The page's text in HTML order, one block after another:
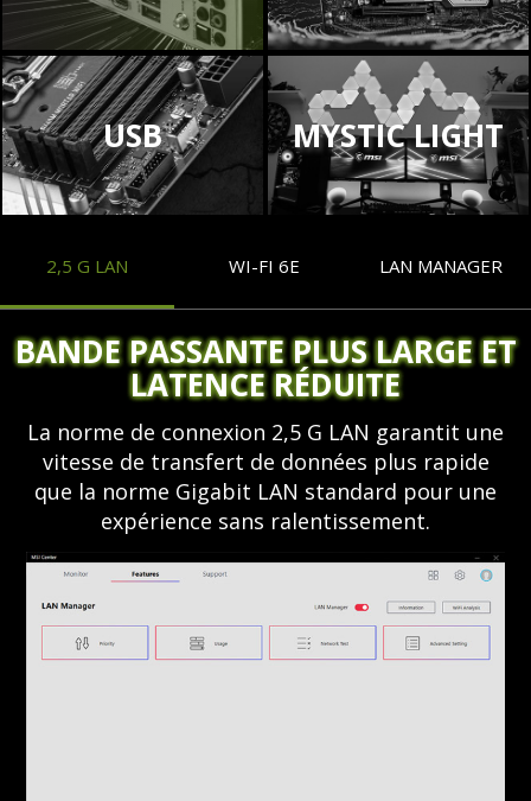
USB MYSTIC LIGHT
2,5 G LAN WI-FI 6E LAN MANAGER
BANDE PASSANTE PLUS LARGE ET
LATENCE RÉDUITE
La norme de connexion 2,5 G LAN garantit une
vitesse de transfert de données plus rapide
que la norme Gigabit LAN standard pour une
expérience sans ralentissement.